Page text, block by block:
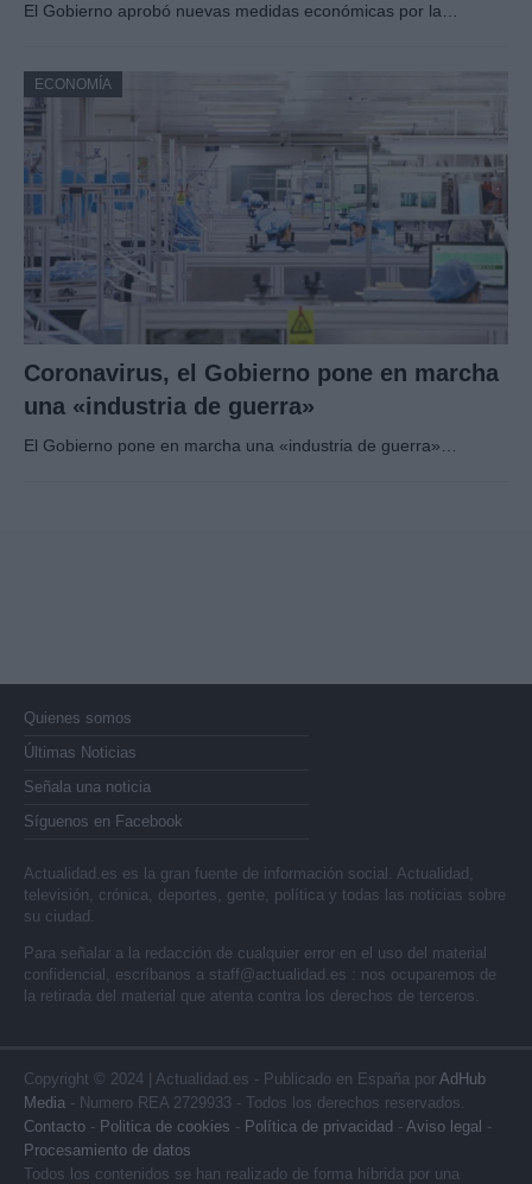
El Gobierno aprobó nuevas medidas económicas por la…
ECONOMÍA
Coronavirus, el Gobierno pone en marcha
una «industria de guerra»
El Gobierno pone en marcha una «industria de guerra»…
Quienes somos
Últimas Noticias
Señala una noticia
Síguenos en Facebook
Actualidad.es es la gran fuente de información social. Actualidad,
televisión, crónica, deportes, gente, política y todas las noticias sobre
su ciudad.
Para señalar a la redacción de cualquier error en el uso del material
confidencial, escríbanos a staff@actualidad.es : nos ocuparemos de
la retirada del material que atenta contra los derechos de terceros.
Copyright © 2024 | Actualidad.es - Publicado en España por AdHub
Media - Numero REA 2729933 - Todos los derechos reservados.
Contacto - Politica de cookies - Política de privacidad - Aviso legal -
Procesamiento de datos
Todos los contenidos se han realizado de forma híbrida por una